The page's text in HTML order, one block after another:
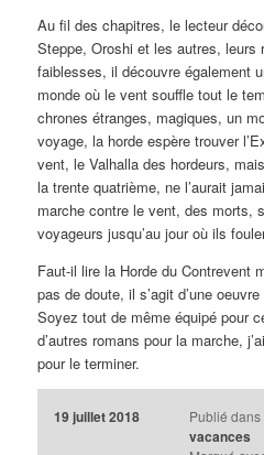
Au fil des chapitres, le lecteur
Steppe, Oroshi et les autres, leurs
faiblesses, il découvre également
monde où le vent souffle tout le
chrones étranges, magiques, un
voyage, la horde espère trouver
vent, le Valhalla des hordeurs,
la trente quatrième, ne l’aurait
marche contre le vent, des morts,
voyageurs jusqu’au jour où ils
Faut-il lire la Horde du Contrevent
pas de doute, il s’agit d’une
Soyez tout de même équipé pour
d’autres romans pour la marche,
pour le terminer.
19 juillet 2018 Publié dans
vacances